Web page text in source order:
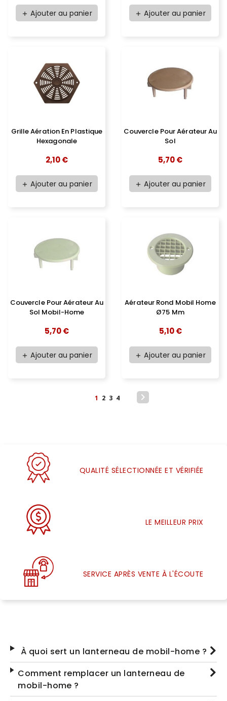
add Ajouter au panier add Ajouter au panier
Grille Aération En Plastique
Hexagonale
2,10 €
add Ajouter au panier
Couvercle Pour Aérateur Au
Sol
5,70 €
add Ajouter au panier
Couvercle Pour Aérateur Au
Sol Mobil-Home
5,70 €
add Ajouter au panier
Aérateur Rond Mobil Home
Ø75 Mm
5,10 €
add Ajouter au panier
1 2 3 4 
QUALITÉ SÉLECTIONNÉE ET VÉRIFIÉE
LE MEILLEUR PRIX
SERVICE APRÈS VENTE À L'ÉCOUTE
À quoi sert un lanterneau de mobil-home ?
Comment remplacer un lanterneau de
mobil-home ?